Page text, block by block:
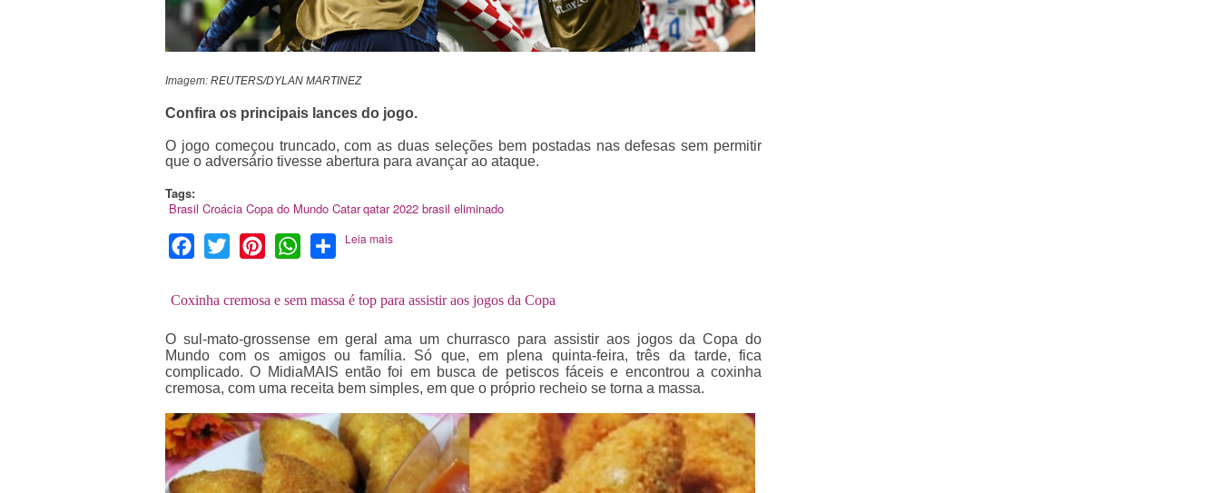
Imagem: REUTERS/DYLAN MARTINEZ
Confira os principais lances do jogo.
O jogo começou truncado, com as duas seleções bem postadas nas defesas sem permitir
que o adversário tivesse abertura para avançar ao ataque.
Tags:
Brasil Croácia Copa do Mundo Catar qatar 2022 brasil eliminado
Facebook
Twitter PinterestWhatsApp
Share
Leia mais
Coxinha cremosa e sem massa é top para assistir aos jogos da Copa
O sul-mato-grossense em geral ama um churrasco para assistir aos jogos da Copa do
Mundo com os amigos ou família. Só que, em plena quinta-feira, três da tarde, fica
complicado. O MidiaMAIS então foi em busca de petiscos fáceis e encontrou a coxinha
cremosa, com uma receita bem simples, em que o próprio recheio se torna a massa.